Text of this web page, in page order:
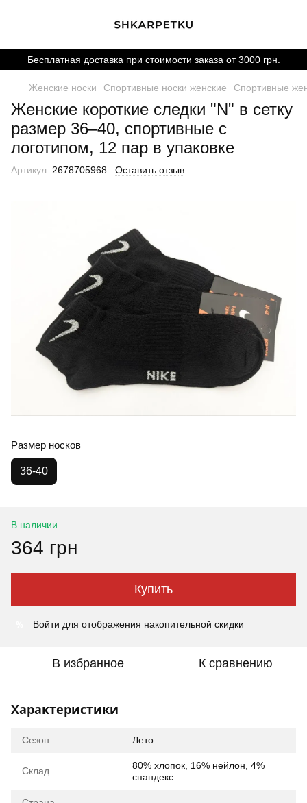
Бесплатная доставка при стоимости заказа от 3000 грн.
Женские носки Спортивные носки женские Спортивные
Женские короткие следки "N" в сетку
размер 36–40, спортивные с
логотипом, 12 пар в упаковке
Артикул: 2678705968 Оставить отзыв
Размер носков
36-40
В наличии
364 грн
Купить
Войти для отображения накопительной скидки
В избранное К сравнению
Характеристики
Сезон Лето
Склад
80% хлопок, 16% нейлон, 4%
спандекс